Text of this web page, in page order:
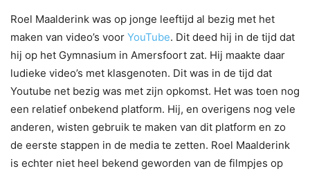
Roel Maalderink was op jonge leeftijd al bezig met het
maken van video’s voor YouTube. Dit deed hij in de tijd dat
hij op het Gymnasium in Amersfoort zat. Hij maakte daar
ludieke video’s met klasgenoten. Dit was in de tijd dat
Youtube net bezig was met zijn opkomst. Het was toen nog
een relatief onbekend platform. Hij, en overigens nog vele
anderen, wisten gebruik te maken van dit platform en zo
de eerste stappen in de media te zetten. Roel Maalderink
is echter niet heel bekend geworden van de filmpjes op